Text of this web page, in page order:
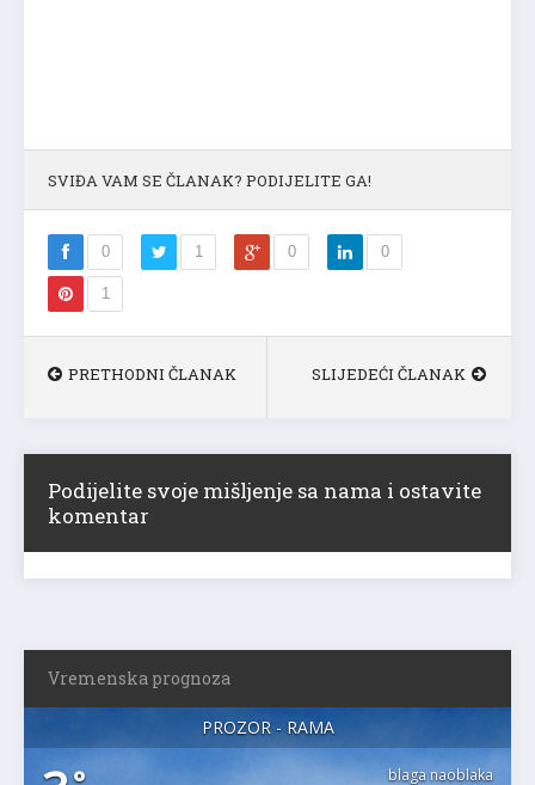
SVIĐA VAM SE ČLANAK? PODIJELITE GA!
0 1 0 0
1
PRETHODNI ČLANAK SLIJEDEĆI ČLANAK
Podijelite svoje mišljenje sa nama i ostavite
komentar
Vremenska prognoza
PROZOR - RAMA
blaga naoblaka